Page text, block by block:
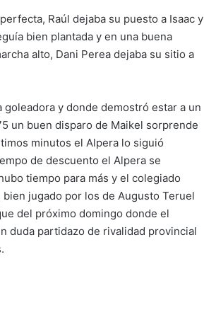
Raúl dejaba su puesto a Isaac y
bien plantada y en una buena
alto, Dani Perea dejaba su sitio a
y donde demostró estar a un
un buen disparo de Maikel sorprende
minutos el Alpera lo siguió
de descuento el Alpera se
tiempo para más y el colegiado
jugado por los de Augusto Teruel
del próximo domingo donde el
duda partidazo de rivalidad provincial